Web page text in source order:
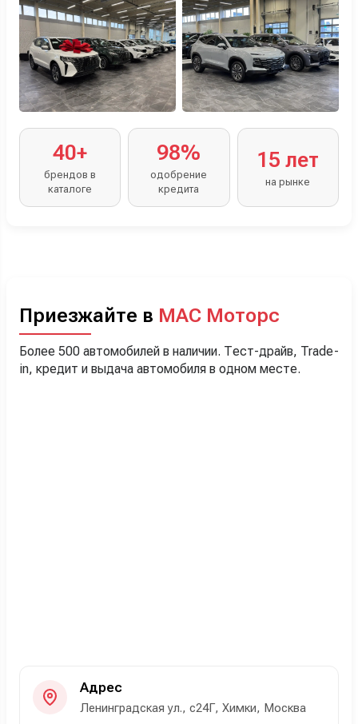
40+
брендов в
каталоге
98%
одобрение
кредита
15 лет
на рынке
Приезжайте в МАС Моторс
Более 500 автомобилей в наличии. Тест-драйв, Trade-
in, кредит и выдача автомобиля в одном месте.
Адрес
Ленинградская ул., с24Г, Химки, Москва